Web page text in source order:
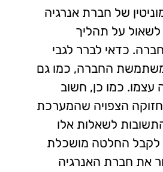
של חברת אנרגיה
על תהליך
כדאי לברר לגבי
החברה, כמו גם
כמו כן, חשוב
הצפויה שהמערכת
לשאלות אלו
לקבל החלטה מושכלת
את חברת האנרגיה